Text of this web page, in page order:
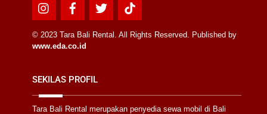
Icon
label
Icon
label
Icon
label
Icon
label
© 2023 Tara Bali Rental. All Rights Reserved. Published by
www.eda.co.id
SEKILAS PROFIL
Tara Bali Rental merupakan penyedia sewa mobil di Bali